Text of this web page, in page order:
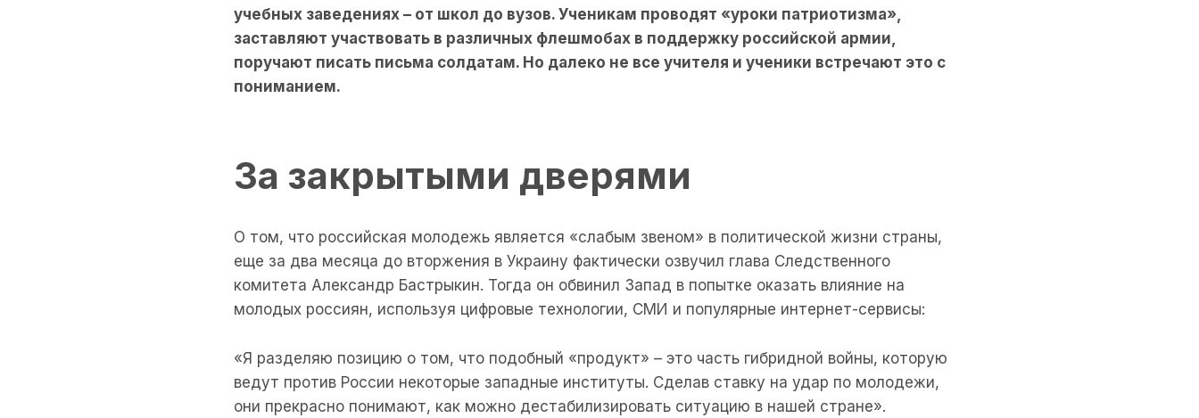
учебных заведениях – от школ до вузов. Ученикам проводят «уроки патриотизма»,
заставляют участвовать в различных флешмобах в поддержку российской армии,
поручают писать письма солдатам. Но далеко не все учителя и ученики встречают это с
пониманием.
За закрытыми дверями
О том, что российская молодежь является «слабым звеном» в политической жизни страны,
еще за два месяца до вторжения в Украину фактически озвучил глава Следственного
комитета Александр Бастрыкин. Тогда он обвинил Запад в попытке оказать влияние на
молодых россиян, используя цифровые технологии, СМИ и популярные интернет-сервисы:
«Я разделяю позицию о том, что подобный «продукт» – это часть гибридной войны, которую
ведут против России некоторые западные институты. Сделав ставку на удар по молодежи,
они прекрасно понимают, как можно дестабилизировать ситуацию в нашей стране».